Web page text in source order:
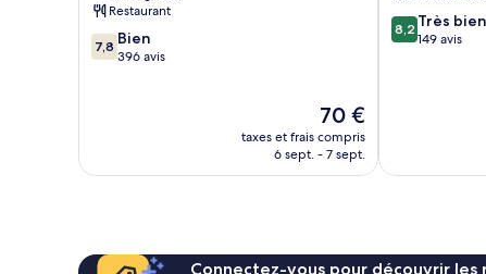
Restaurant
7.8
sur
7,8 Bien
396 avis
Le
nouveau
prix
70 €
taxes et frais compris
6 sept. - 7 sept.
8.2
sur
8,2 Très bien
149 avis
Connectez-vous pour découvrir